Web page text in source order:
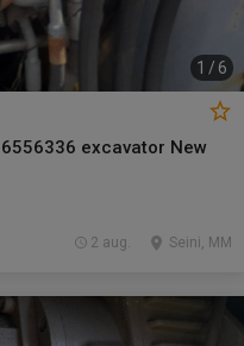
1 / 6
excavator New
Seini, MM
2 aug.